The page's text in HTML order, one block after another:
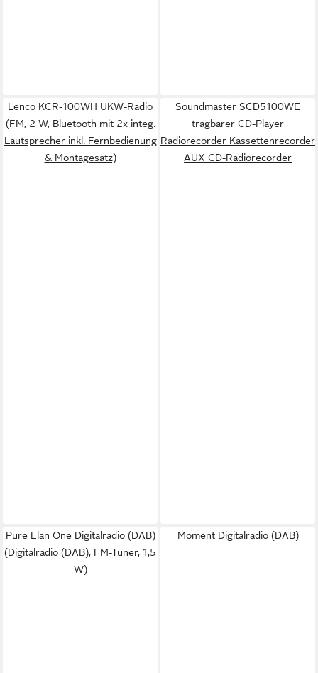
Lenco KCR-100WH UKW-Radio
(FM, 2 W, Bluetooth mit 2x integ.
Lautsprecher inkl. Fernbedienung
& Montagesatz)
Soundmaster SCD5100WE
tragbarer CD-Player
Radiorecorder Kassettenrecorder
AUX CD-Radiorecorder
Pure Elan One Digitalradio (DAB)
(Digitalradio (DAB), FM-Tuner, 1,5
W)
Moment Digitalradio (DAB)